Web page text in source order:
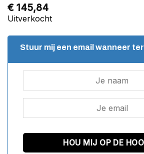
€ 145,84
Uitverkocht
Stuur mij een email wanneer